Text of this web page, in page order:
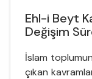
Ehl-i Beyt
Değişim
İslam
çıkan